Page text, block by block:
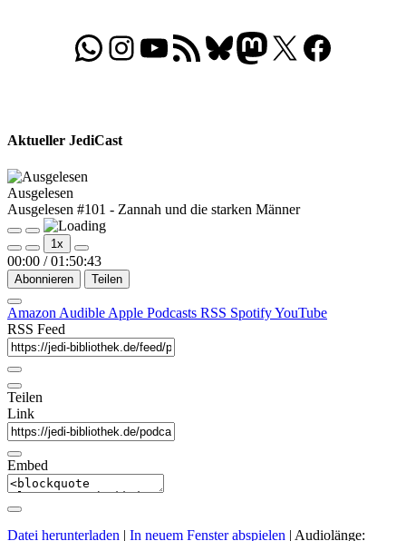
WhatsApp
Folgt uns auf Instagram
Besucht unseren YouTube-Kanal
RSS-FeedBluesky
Folgt uns auf Mastodon
X Folgt uns auf
Aktueller JediCast
Ausgelesen
Ausgelesen #101 - Zannah und die starken Männer
Play
Episode
Pause
Episode
1x
00:00 / 01:50:43
Abonnieren Teilen
Amazon Audible Apple Podcasts RSS SpotifyYouTube
RSS Feed
Teilen
Link
Embed
Datei herunterladen | In neuem Fenster abspielen | Audiolänge: